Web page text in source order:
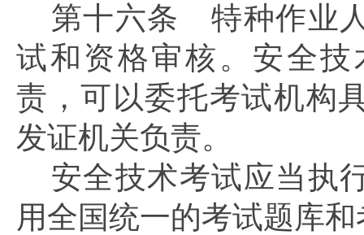
第十六条 特种作业
试和资格审核。安全
责，可以委托考试机构
发证机关负责。
安全技术考试应当执
用全国统一的考试题库